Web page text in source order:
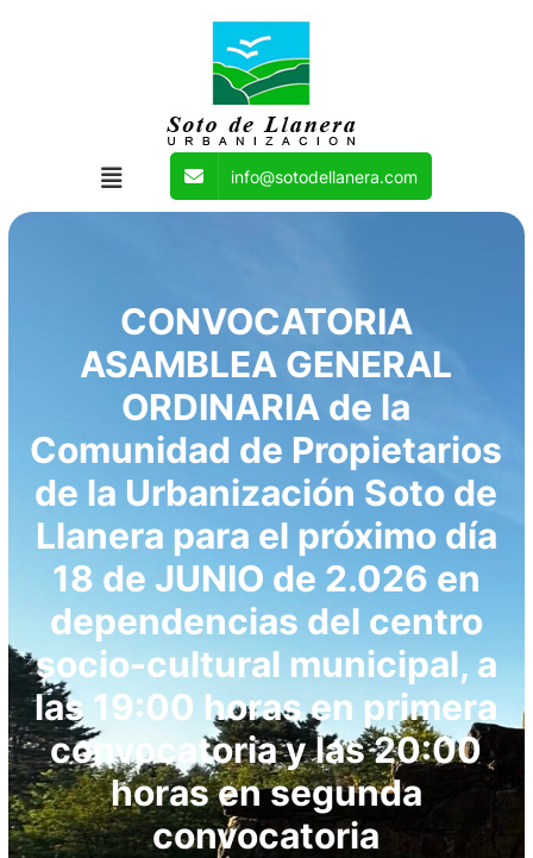
info@sotodellanera.com
CONVOCATORIA
ASAMBLEA GENERAL
ORDINARIA de la
Comunidad de Propietarios
de la Urbanización Soto de
Llanera para el próximo día
18 de JUNIO de 2.026 en
dependencias del centro
socio-cultural municipal, a
las 19:00 horas en primera
convocatoria y las 20:00
horas en segunda
convocatoria